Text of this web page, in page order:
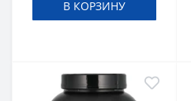
В КОРЗИНУ